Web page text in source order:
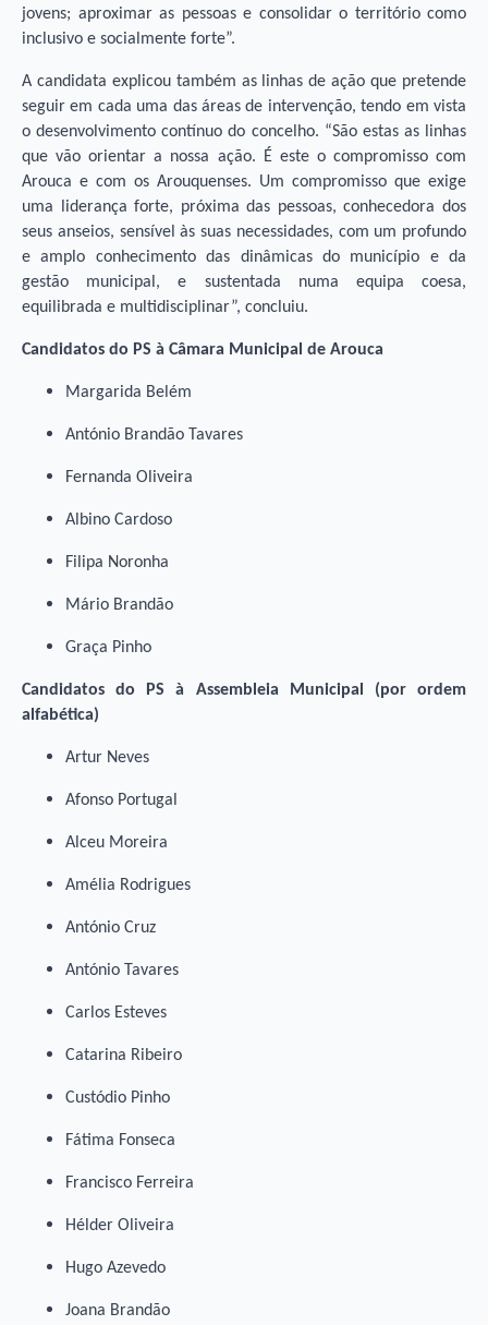
jovens; aproximar as pessoas e consolidar o território como
inclusivo e socialmente forte”.
A candidata explicou também as linhas de ação que pretende
seguir em cada uma das áreas de intervenção, tendo em vista
o desenvolvimento contínuo do concelho. “São estas as linhas
que vão orientar a nossa ação. É este o compromisso com
Arouca e com os Arouquenses. Um compromisso que exige
uma liderança forte, próxima das pessoas, conhecedora dos
seus anseios, sensível às suas necessidades, com um profundo
e amplo conhecimento das dinâmicas do município e da
gestão municipal, e sustentada numa equipa coesa,
equilibrada e multidisciplinar”, concluiu.
Candidatos do PS à Câmara Municipal de Arouca
Margarida Belém
António Brandão Tavares
Fernanda Oliveira
Albino Cardoso
Filipa Noronha
Mário Brandão
Graça Pinho
Candidatos do PS à Assembleia Municipal (por ordem
alfabética)
Artur Neves
Afonso Portugal
Alceu Moreira
Amélia Rodrigues
António Cruz
António Tavares
Carlos Esteves
Catarina Ribeiro
Custódio Pinho
Fátima Fonseca
Francisco Ferreira
Hélder Oliveira
Hugo Azevedo
Joana Brandão